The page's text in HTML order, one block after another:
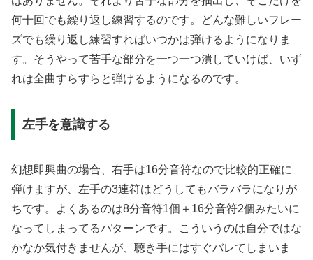
何十回でも繰り返し練習するのです。どんな難しいフレー
ズでも繰り返し練習すればいつかは弾けるようになりま
す。そうやって苦手な部分を一つ一つ潰していけば、いず
れは全曲すらすらと弾けるようになるのです。
左手を意識する
幻想即興曲の場合、右手は16分音符なので比較的正確に
弾けますが、左手の3連符はどうしてもバラバラになりが
ちです。よくあるのは8分音符1個＋16分音符2個みたいに
なってしまってるパターンです。こういうのは自分ではな
かなか気付きませんが、聴き手にはすぐバレてしまいま